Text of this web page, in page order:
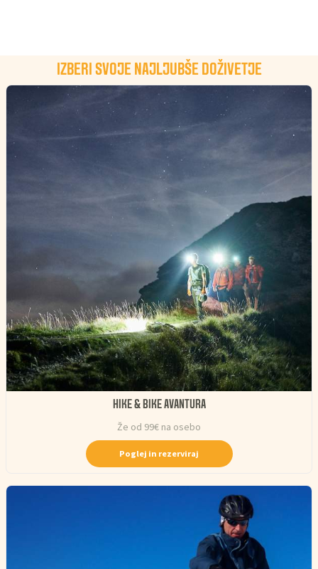
IZBERI SVOJE NAJLJUBŠE DOŽIVETJE
HIKE & BIKE AVANTURA
Že od 99€ na osebo
Poglej in rezerviraj